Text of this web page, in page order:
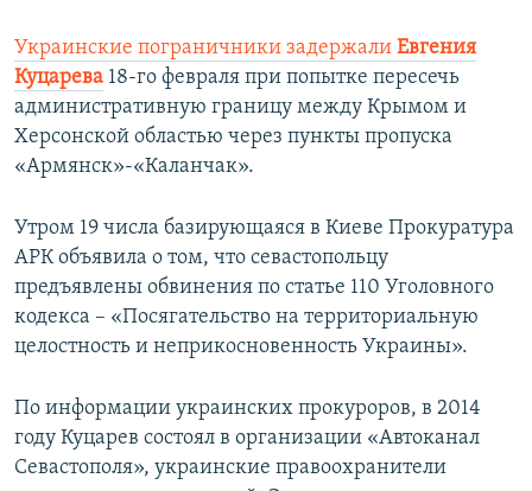
Украинские пограничники задержали Евгения
Куцарева 18-го февраля при попытке пересечь
административную границу между Крымом и
Херсонской областью через пункты пропуска
«Армянск»-«Каланчак».
Утром 19 числа базирующаяся в Киеве Прокуратура
АРК объявила о том, что севастопольцу
предъявлены обвинения по статье 110 Уголовного
кодекса – «Посягательство на территориальную
целостность и неприкосновенность Украины».
По информации украинских прокуроров, в 2014
году Куцарев состоял в организации «Автоканал
Севастополя», украинские правоохранители